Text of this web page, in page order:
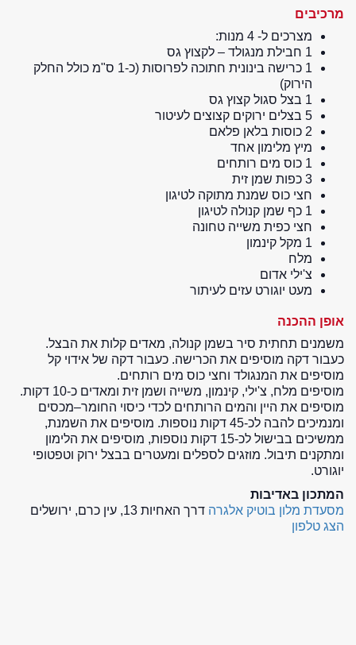
מרכיבים
מצרכים ל- 4 מנות:
1 חבילת מנגולד – לקצוץ גס
1 כרישה בינונית חתוכה לפרוסות (כ-1 ס"מ כולל החלק
הירוק)
1 בצל סגול קצוץ גס
5 בצלים ירוקים קצוצים לעיטור
2 כוסות בלאן פלאם
מיץ מלימון אחד
1 כוס מים רותחים
3 כפות שמן זית
חצי כוס שמנת מתוקה לטיגון
1 כף שמן קנולה לטיגון
חצי כפית משייה טחונה
1 מקל קינמון
מלח
צ'ילי אדום
מעט יוגורט עזים לעיתור
אופן ההכנה
משמנים תחתית סיר בשמן קנולה, מאדים קלות את הבצל.
כעבור דקה מוסיפים את הכרישה. כעבור דקה של אידוי קל
מוסיפים את המנגולד וחצי כוס מים רותחים.
מוסיפים מלח, צ'ילי, קינמון, משייה ושמן זית ומאדים כ-10 דקות.
מוסיפים את היין והמים הרותחים לכדי כיסוי החומר–מכסים
ומנמיכים להבה לכ-45 דקות נוספות. מוסיפים את השמנת,
ממשיכים בבישול לכ-15 דקות נוספות, מוסיפים את הלימון
ומתקנים תיבול. מוזגים לספלים ומעטרים בבצל ירוק וטפטופי
יוגורט.
המתכון באדיבות
מסעדת מלון בוטיק אלגרה דרך האחיות 13, עין כרם, ירושלים
הצג טלפון